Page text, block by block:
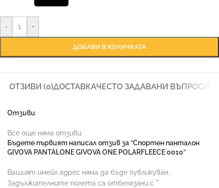
- +
ДОБАВИ В КОЛИЧКАТА
ОТЗИВИ (0)ДОСТАВКАЧЕСТО ЗАДАВАНИ ВЪПРОСИ
Отзиви
Все още няма отзиви.
Бъдете първият написал отзив за “Спортен панталон
GIVOVA PANTALONE GIVOVA ONE POLARFLEECE 0010”
Вашият имейл адрес няма да бъде публикуван.
Задължителните полета са отбелязани с *